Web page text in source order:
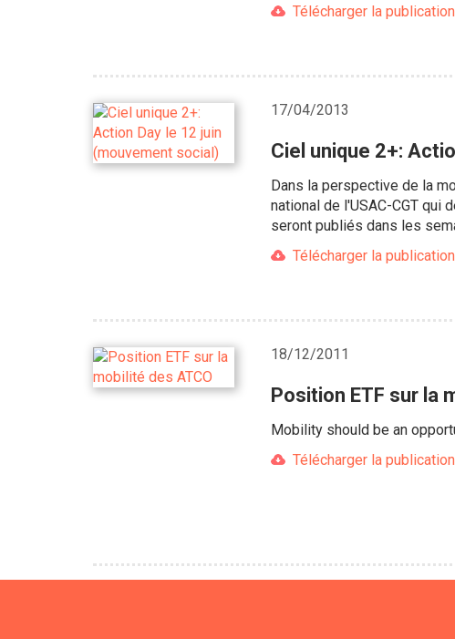
Télécharger la publication
17/04/2013
Ciel unique 2+:
Dans la perspective de la
national de l'USAC-CGT qui
seront publiés dans les
Télécharger la publication
18/12/2011
Position ETF sur la
Mobility should be an
Télécharger la publication